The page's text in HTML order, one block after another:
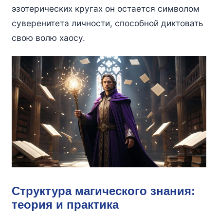
эзотерических кругах он остается символом
суверенитета личности, способной диктовать
свою волю хаосу.
Структура магического знания:
теория и практика